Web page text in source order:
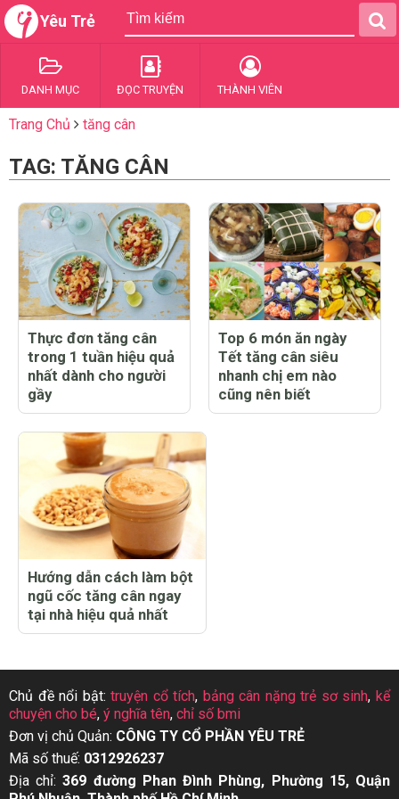
Yêu Trẻ
DANH MỤC ĐỌC TRUYỆN THÀNH VIÊN
Trang Chủ tăng cân
TAG: TĂNG CÂN
Thực đơn tăng cân
trong 1 tuần hiệu quả
nhất dành cho người
gầy
Top 6 món ăn ngày
Tết tăng cân siêu
nhanh chị em nào
cũng nên biết
Hướng dẫn cách làm bột
ngũ cốc tăng cân ngay
tại nhà hiệu quả nhất
Chủ đề nổi bật:truyện cổ tích, bảng cân nặng trẻ sơ sinh, kể
chuyện cho bé, ý nghĩa tên, chỉ số bmi
Đơn vị chủ Quản: CÔNG TY CỔ PHẦN YÊU TRẺ
Mã số thuế: 0312926237
Địa chỉ:369 đường Phan Đình Phùng, Phường 15, Quận